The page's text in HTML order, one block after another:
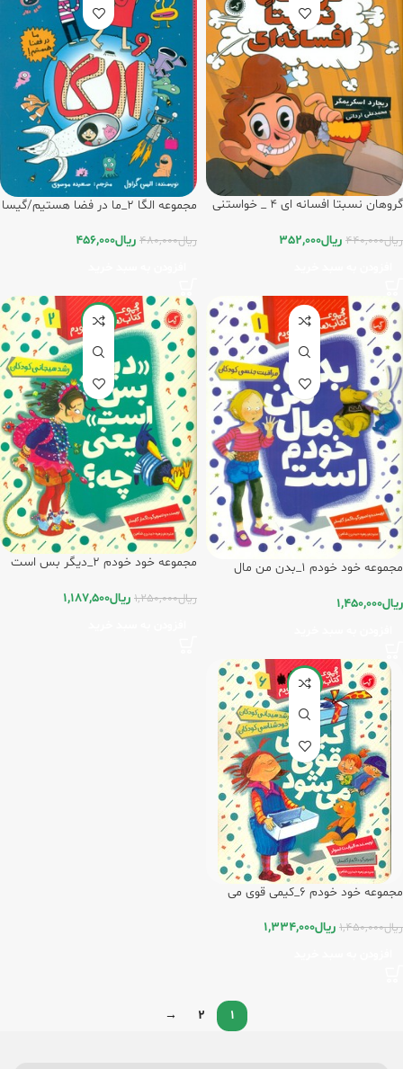
گروهان نسبتا افسانه ای 4 _ خواستنی
ریال440,000 ریال352,000
مجموعه الگا 2_ما در فضا هستیم/گیسا
ریال480,000 ریال456,000
مجموعه خود خودم 1_بدن من مال
ریال1,450,000
-5%
مجموعه خود خودم 2_دیگر بس است
ریال1,250,000 ریال1,187,500
-8%
مجموعه خود خودم 6_کیمی قوی می
ریال1,450,000 ریال1,334,000
1
2
→